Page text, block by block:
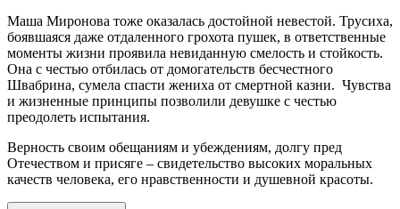
Маша Миронова тоже оказалась достойной невестой. Трусиха,
боявшаяся даже отдаленного грохота пушек, в ответственные
моменты жизни проявила невиданную смелость и стойкость.
Она с честью отбилась от домогательств бесчестного
Швабрина, сумела спасти жениха от смертной казни. Чувства
и жизненные принципы позволили девушке с честью
преодолеть испытания.
Верность своим обещаниям и убеждениям, долгу пред
Отечеством и присяге – свидетельство высоких моральных
качеств человека, его нравственности и душевной красоты.